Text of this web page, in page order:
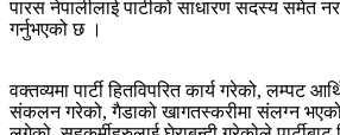
पारस नेपालीलाई पार्टीको साधारण सदस्य समेत
गर्नुभएको छ ।
वक्तव्यमा पार्टी हितविपरित कार्य गरेको, लम्पट
संकलन गरेको, गैडाको खागतस्करीमा संलग्न भएको,